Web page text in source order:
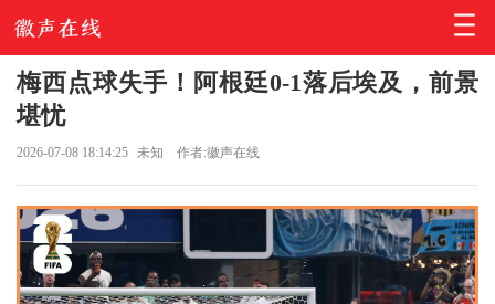
梅西点球失手！阿根廷0-1落后埃及，前景
堪忧
2026-07-08 18:14:25 未知 作者:徽声在线